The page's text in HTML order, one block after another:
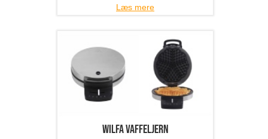
Læs mere
Wilfa vaffeljern